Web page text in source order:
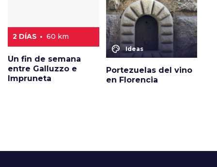
2 DÍAS 60 km
Un fin de semana
entre Galluzzo e
Impruneta
color_lens Ideas
Portezuelas del vino
en Florencia